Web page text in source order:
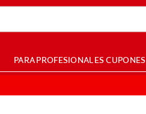
PARA PROFESIONALESCUPONES